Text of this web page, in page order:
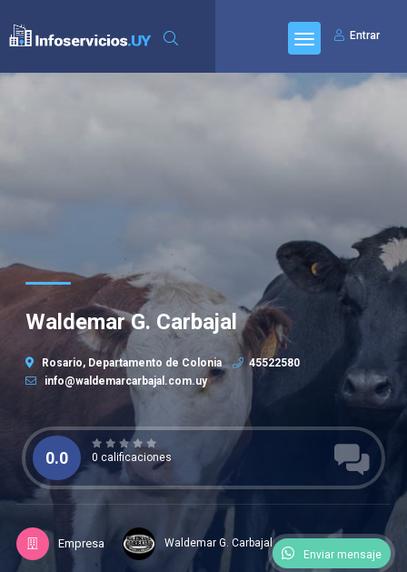
Entrar
Waldemar G. Carbajal
Rosario, Departamento de Colonia
45522580
info@waldemarcarbajal.com.uy
0.0 0 calificaciones
Empresa
Waldemar G. Carbajal
Enviar mensaje